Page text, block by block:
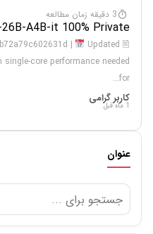
عنوان
3 دقیقه زمان مطالعه
A4B-it 100% Private
Setup Step-by-Step
🖹 HASH-SUM: 7243f8084318e23eb3b72a79c602631d |
Updated
core performance needed
for...
کاربر گرامی
1 ماه قبل